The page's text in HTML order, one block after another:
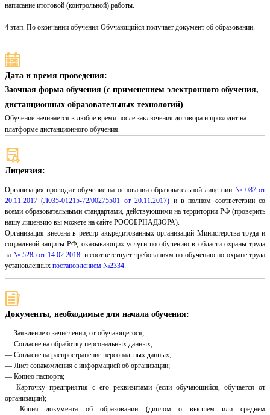
написание итоговой (контрольной) работы.
4 этап. По окончании обучения Обучающийся получает документ об образовании.
Дата и время проведения:
Заочная форма обучения (с применением электронного обучения,
дистанционных образовательных технологий)
Обучение начинается в любое время после заключения договора и проходит на
платформе дистанционного обучения.
Лицензия:
Организация проводит обучение на основании образовательной лицензии № 087 от
20.11.2017 (Л035-01215-72/00275501 от 20.11.2017) и в полном соответствии со
всеми образовательными стандартами, действующими на территории РФ (проверить
нашу лицензию вы можете на сайте РОСОБРНАДЗОРА).
Организация внесена в реестр аккредитованных организаций Министерства труда и
социальной защиты РФ, оказывающих услуги по обучению в области охраны труда
за № 5285 от 14.02.2018и соответствует требованиям по обучению по охране труда
установленных постановлением №2334.
Документы, необходимые для начала обучения:
— Заявление о зачислении, от обучающегося;
— Согласие на обработку персональных данных;
— Согласие на распространение персональных данных;
— Лист ознакомления с информацией об организации;
— Копию паспорта;
— Карточку предприятия с его реквизитами (если обучающийся, обучается от
организации);
— Копия документа об образовании (диплом о высшем или среднем